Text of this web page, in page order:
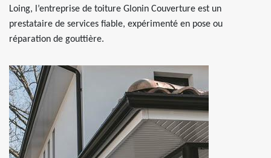
Loing, l’entreprise de toiture Glonin Couverture est un
prestataire de services fiable, expérimenté en pose ou
réparation de gouttière.